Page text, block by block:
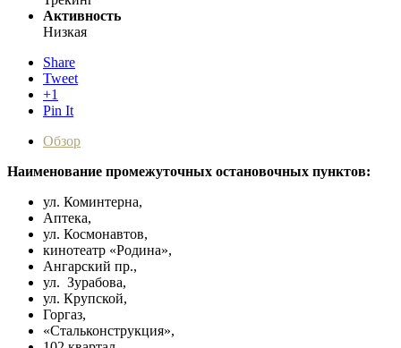
Активность
Низкая
Share
Tweet
+1
Pin It
Обзор
Наименование промежуточных остановочных пунктов:
ул. Коминтерна,
Аптека,
ул. Космонавтов,
кинотеатр «Родина»,
Ангарский пр.,
ул. Зурабова,
ул. Крупской,
Горгаз,
«Стальконструкция»,